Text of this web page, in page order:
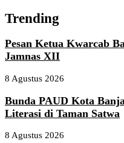
Trending
Pesan Ketua Kwarcab
Jamnas XII
8 Agustus 2026
Bunda PAUD Kota
Literasi di Taman Satwa
8 Agustus 2026